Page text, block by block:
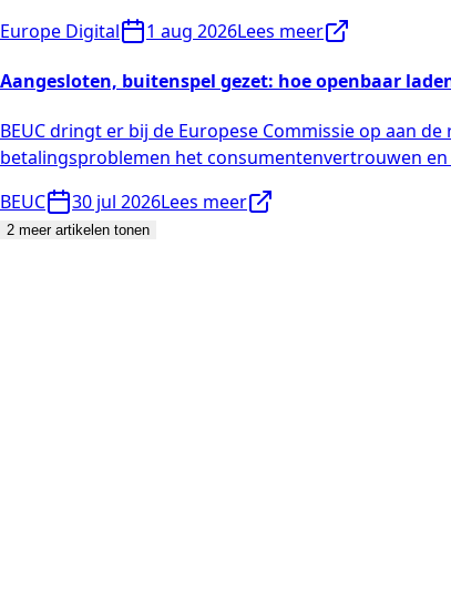
Europe Digital
1 aug 2026Lees meer
Aangesloten, buitenspel gezet: hoe openbaar
BEUC dringt er bij de Europese Commissie op aan
betalingsproblemen het consumentenvertrouwen en
BEUC
30 jul 2026Lees meer
2 meer artikelen tonen